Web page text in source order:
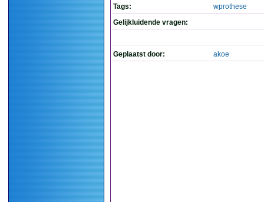
Tags:
wprothese
Gelijkluidende vragen:
Geplaatst door: akoe